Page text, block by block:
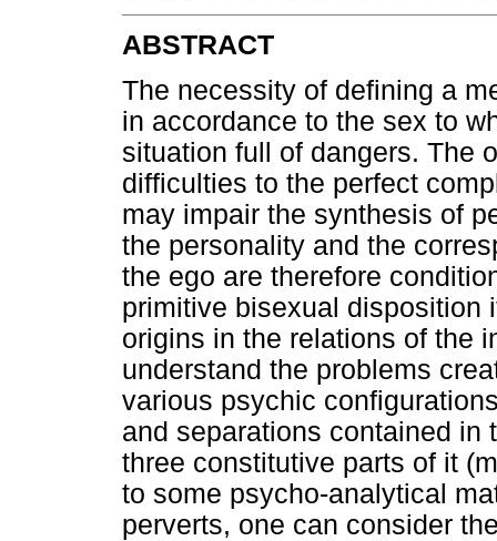
ABSTRACT
The necessity of defining a
in accordance to the sex to
situation full of dangers. The
difficulties to the perfect
may impair the synthesis of
the personality and the
the ego are therefore
primitive bisexual disposition
origins in the relations of the
understand the problems
various psychic
and separations contained in
three constitutive parts of it
to some psycho-analytical
perverts, one can consider